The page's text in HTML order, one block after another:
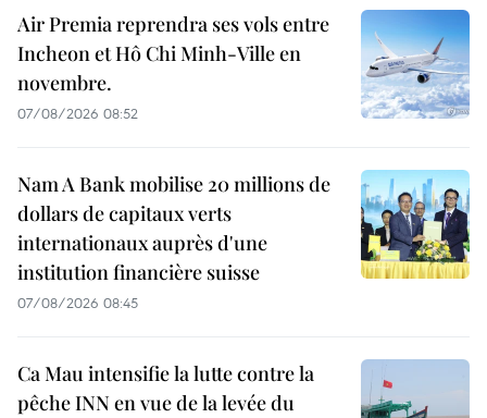
Air Premia reprendra ses vols entre
Incheon et Hô Chi Minh-Ville en
novembre.
07/08/2026 08:52
Nam A Bank mobilise 20 millions de
dollars de capitaux verts
internationaux auprès d'une
institution financière suisse
07/08/2026 08:45
Ca Mau intensifie la lutte contre la
pêche INN en vue de la levée du